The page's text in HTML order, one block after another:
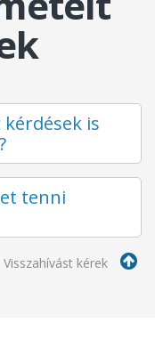
is
tenni
Visszahívást kérek